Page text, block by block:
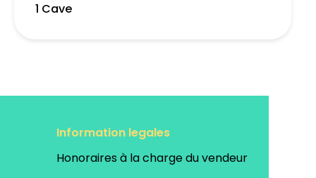
1 Cave
Information legales
Honoraires à la charge du vendeur